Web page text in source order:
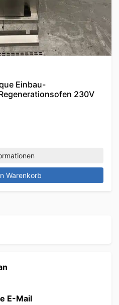
Einbau-
230V
Warenkorb
E-Mail